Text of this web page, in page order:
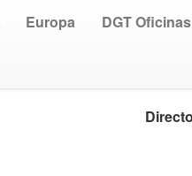
Europa DGT Oficinas